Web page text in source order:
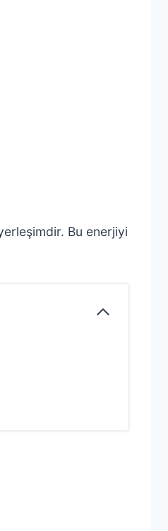
Bu enerjiyi